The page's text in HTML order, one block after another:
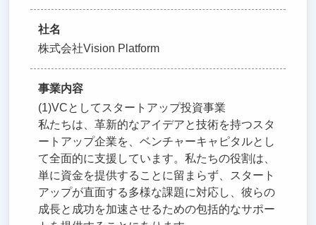
社名
株式会社Vision Platform
事業内容
(1)VCとしてスタートアップ投資事業
私たちは、革新的なアイデアと技術を持つスタ
ートアップ企業を、ベンチャーキャピタルとし
て全面的に支援しています。私たちの役割は、
単に資金を提供することに留まらず、スタート
アップが直面する多様な課題に対応し、彼らの
成長と成功を加速させるための包括的なサポー